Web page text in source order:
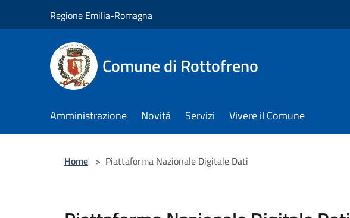
Regione Emilia-Romagna
Comune di Rottofreno
Amministrazione Novità Servizi Vivere il Comune
Home > Piattaforma Nazionale Digitale Dati